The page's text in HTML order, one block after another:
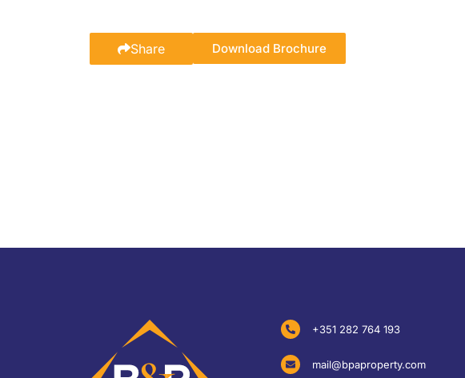
Share Download Brochure
+351 282 764 193
mail@bpaproperty.com